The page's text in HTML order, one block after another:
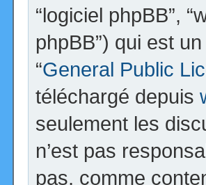
“logiciel phpBB”,
phpBB”) qui est
“General Public
téléchargé depuis
seulement les
n’est pas
pas, comme